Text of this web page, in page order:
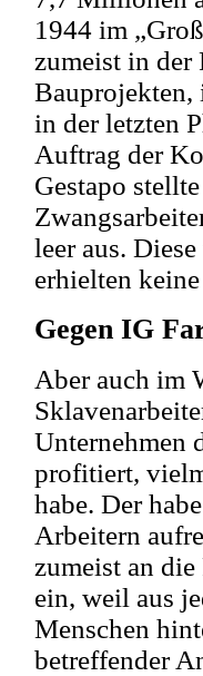
1944 im
zumeist in
Bauprojekten,
in der letzten
Auftrag der
Gestapo
leer aus.
erhielten
Gegen IG
Aber auch im
Unternehmen
profitiert,
habe. Der
Arbeitern
zumeist an
ein, weil aus
Menschen
betreffender